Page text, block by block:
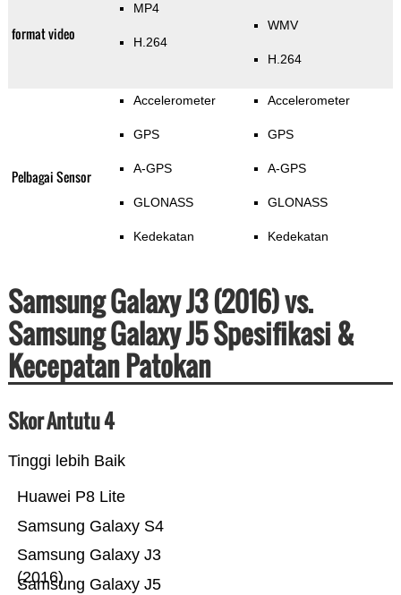
format video
MP4
H.264
WMV
H.264
Pelbagai Sensor
Accelerometer
GPS
A-GPS
GLONASS
Kedekatan
Accelerometer
GPS
A-GPS
GLONASS
Kedekatan
Samsung Galaxy J3 (2016) vs.
Samsung Galaxy J5 Spesifikasi &
Kecepatan Patokan
Skor Antutu 4
Tinggi lebih Baik
Samsung Galaxy J5
Samsung Galaxy J3
(2016)
Samsung Galaxy S4
Huawei P8 Lite